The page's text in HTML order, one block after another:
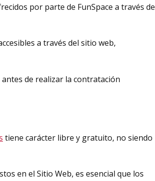
por parte de FunSpace a través de
a través del sitio web,
de realizar la contratación
tiene carácter libre y gratuito, no siendo
en el Sitio Web, es esencial que los